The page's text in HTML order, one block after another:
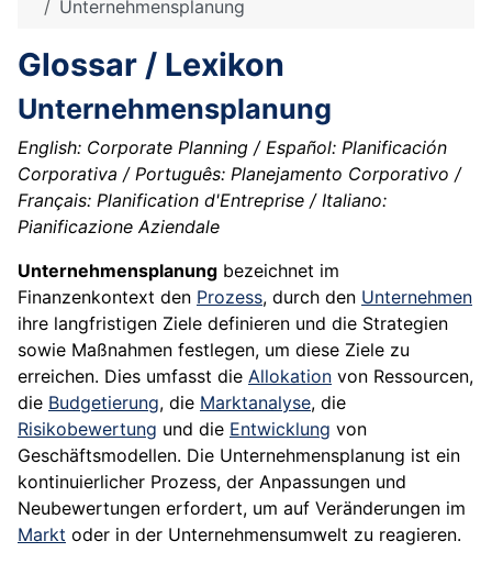
Unternehmensplanung
Glossar / Lexikon
Unternehmensplanung
English: Corporate Planning / Español: Planificación
Corporativa / Português: Planejamento Corporativo /
Français: Planification d'Entreprise / Italiano:
Pianificazione Aziendale
Unternehmensplanung bezeichnet im
Finanzenkontext den Prozess, durch den Unternehmen
ihre langfristigen Ziele definieren und die Strategien
sowie Maßnahmen festlegen, um diese Ziele zu
erreichen. Dies umfasst die Allokation von Ressourcen,
die Budgetierung, die Marktanalyse, die
Risikobewertung und die Entwicklung von
Geschäftsmodellen. Die Unternehmensplanung ist ein
kontinuierlicher Prozess, der Anpassungen und
Neubewertungen erfordert, um auf Veränderungen im
Markt oder in der Unternehmensumwelt zu reagieren.